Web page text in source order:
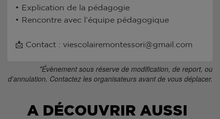
• Explication de la pédagogie
• Rencontre avec l’équipe pédagogique
📩 Contact : viescolairemontessori@gmail.com
*Évènement sous réserve de modification, de report, ou
d'annulation. Contactez les organisateurs avant de vous déplacer.
A DÉCOUVRIR AUSSI